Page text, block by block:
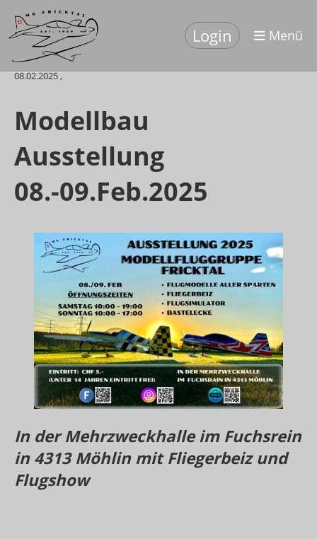
Login Menü
Zurück
08.02.2025,
Modellbau
Ausstellung
08.-09.Feb.2025
In der Mehrzweckhalle im Fuchsrein
in 4313 Möhlin mit Fliegerbeiz und
Flugshow